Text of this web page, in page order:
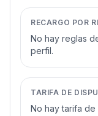
RECARGO POR
No hay reglas
perfil.
TARIFA DE
No hay tarifa